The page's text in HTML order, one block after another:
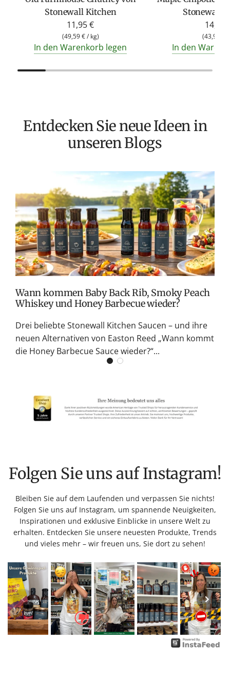
Stonewall Kitchen
11,95 €
(49,59 €/ kg)
In den Warenkorb legen
Stonewall
14,50
(43,94 €
In den
Entdecken Sie neue Ideen in
unseren Blogs
Wann kommen Baby Back Rib, Smoky Peach
Whiskey und Honey Barbecue wieder?
Drei beliebte Stonewall Kitchen Saucen – und ihre
neuen Alternativen von Easton Reed „Wann kommt
die Honey Barbecue Sauce wieder?“...
Folgen Sie uns auf Instagram!
Bleiben Sie auf dem Laufenden und verpassen Sie nichts!
Folgen Sie uns auf Instagram, um spannende Neuigkeiten,
Inspirationen und exklusive Einblicke in unsere Welt zu
erhalten. Entdecken Sie unsere neuesten Produkte, Trends
und vieles mehr – wir freuen uns, Sie dort zu sehen!